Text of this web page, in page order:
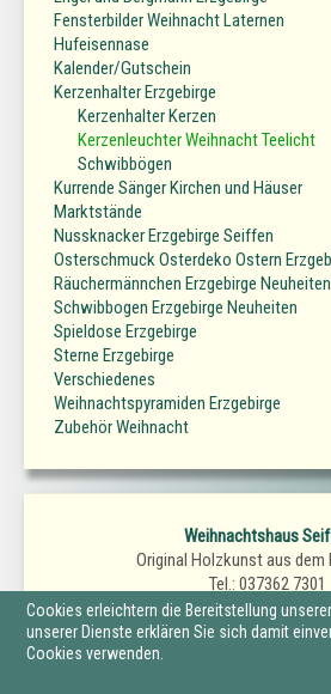
Fensterbilder Weihnacht Laternen
Hufeisennase
Kalender/Gutschein
Kerzenhalter Erzgebirge
Kerzenhalter Kerzen
Kerzenleuchter Weihnacht Teelicht
Schwibbögen
Kurrende Sänger Kirchen und Häuser
Marktstände
Nussknacker Erzgebirge Seiffen
Osterschmuck Osterdeko Ostern
Räuchermännchen Erzgebirge Neuheiten
Schwibbogen Erzgebirge Neuheiten
Spieldose Erzgebirge
Sterne Erzgebirge
Verschiedenes
Weihnachtspyramiden Erzgebirge
Zubehör Weihnacht
Weihnachtshaus
Original Holzkunst aus dem
Tel.: 037362 7301
Fax.: 037362 7302
E-Mail:
Cookies erleichtern die Bereitstellung
unserer Dienste erklären Sie sich damit
Cookies verwenden.